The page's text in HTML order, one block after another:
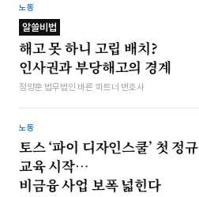
노동
알쓸비법
해고 못 하니 고립 배치?
인사권과 부당해고의 경계
정양훈 법무법인 바른 파트너 변호사
노동
토스 ‘파이 디자인스쿨’ 첫 정규
교육 시작…
비금융 사업 보폭 넓힌다